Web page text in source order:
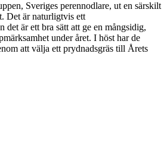
Sveriges perennodlare, ut en särskilt
Det är naturligtvis ett
det är ett bra sätt att ge en mångsidig,
under året. I höst har de
att välja ett prydnadsgräs till Årets